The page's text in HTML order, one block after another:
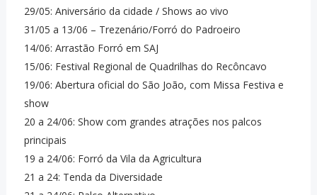
29/05: Aniversário da cidade / Shows ao vivo
31/05 a 13/06 – Trezenário/Forró do Padroeiro
14/06: Arrastão Forró em SAJ
15/06: Festival Regional de Quadrilhas do Recôncavo
19/06: Abertura oficial do São João, com Missa Festiva e
show
20 a 24/06: Show com grandes atrações nos palcos
principais
19 a 24/06: Forró da Vila da Agricultura
21 a 24: Tenda da Diversidade